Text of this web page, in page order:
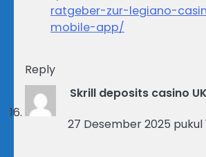
ratgeber-zur-legiano-
mobile-app/
Reply
Skrill deposits casino UK
27 Desember 2025 pukul